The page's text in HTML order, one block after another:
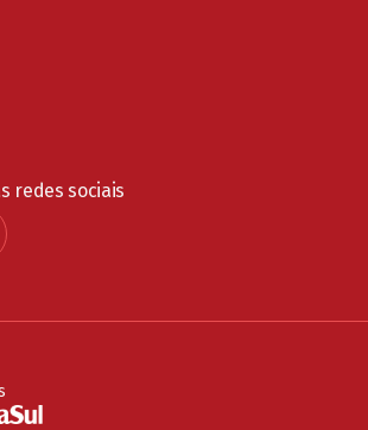
redes sociais